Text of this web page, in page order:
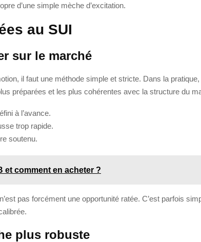
d’une simple mèche d’excitation.
au SUI
sur le marché
il faut une méthode simple et stricte. Dans la
préparées et les plus cohérentes avec la structure du
à l’avance.
trop rapide.
soutenu.
et comment en acheter ?
pas forcément une opportunité ratée. C’est parfois
plus robuste